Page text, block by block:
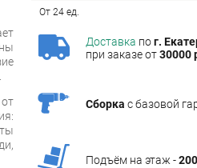
От 24 ед.
Доставка пог.
при заказе от30000
Сборка с базовой
Подъём на этаж -